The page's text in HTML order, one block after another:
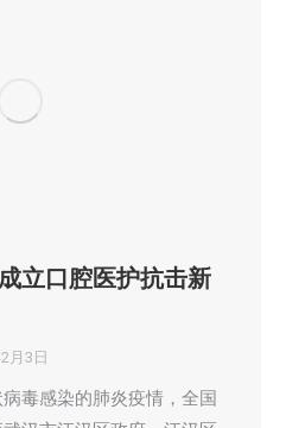
立口腔医护抗击新
月3日
毒感染的肺炎疫情，全国